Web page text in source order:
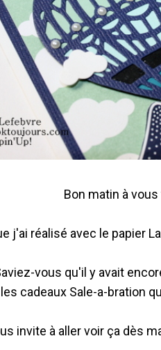
Bon matin à
j'ai réalisé avec le papier
vous qu'il y avait
cadeaux Sale-a-bration
invite à aller voir ça dès